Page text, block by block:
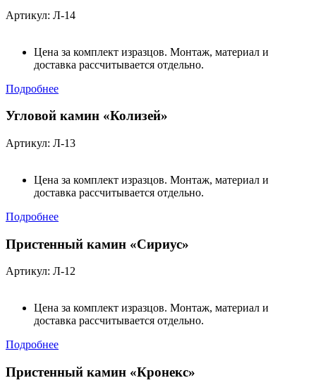
Артикул: Л-14
Цена за комплект изразцов. Монтаж, материал и
доставка рассчитывается отдельно.
Подробнее
Угловой камин «Колизей»
Артикул: Л-13
Цена за комплект изразцов. Монтаж, материал и
доставка рассчитывается отдельно.
Подробнее
Пристенный камин «Сириус»
Артикул: Л-12
Цена за комплект изразцов. Монтаж, материал и
доставка рассчитывается отдельно.
Подробнее
Пристенный камин «Кронекс»